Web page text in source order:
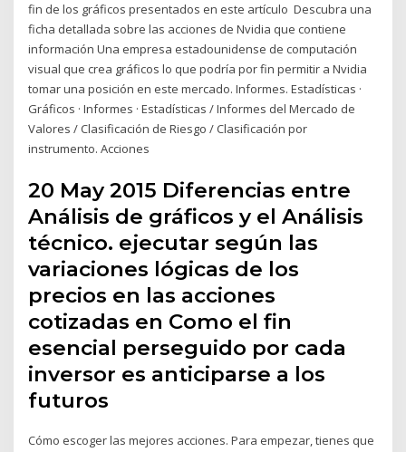
fin de los gráficos presentados en este artículo Descubra una
ficha detallada sobre las acciones de Nvidia que contiene
información Una empresa estadounidense de computación
visual que crea gráficos lo que podría por fin permitir a Nvidia
tomar una posición en este mercado. Informes. Estadísticas ·
Gráficos · Informes · Estadísticas / Informes del Mercado de
Valores / Clasificación de Riesgo / Clasificación por
instrumento. Acciones
20 May 2015 Diferencias entre
Análisis de gráficos y el Análisis
técnico. ejecutar según las
variaciones lógicas de los
precios en las acciones
cotizadas en Como el fin
esencial perseguido por cada
inversor es anticiparse a los
futuros
Cómo escoger las mejores acciones. Para empezar, tienes que